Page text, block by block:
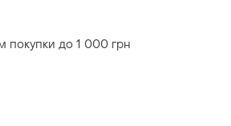
до 1 000 грн